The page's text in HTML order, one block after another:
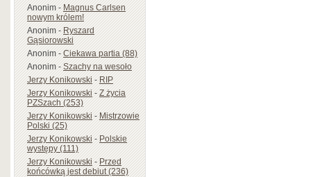
Anonim-Magnus Carlsen
nowym królem!
Anonim-Ryszard
Gąsiorowski
Anonim-Ciekawa partia (88)
Anonim-Szachy na wesoło
Jerzy Konikowski-RIP
Jerzy Konikowski-Z życia
PZSzach (253)
Jerzy Konikowski-Mistrzowie
Polski (25)
Jerzy Konikowski-Polskie
występy (111)
Jerzy Konikowski-Przed
końcówką jest debiut (236)